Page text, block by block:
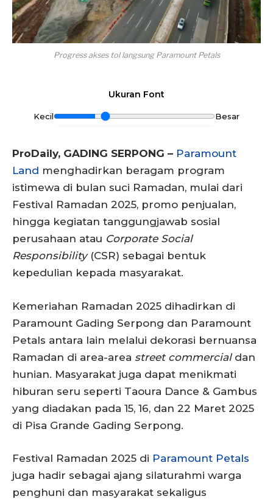
Progress akses tol langsung Paramount Petals
Ukuran Font
Kecil Besar
ProDaily, GADING SERPONG – Paramount
Land menghadirkan beragam program
istimewa di bulan suci Ramadan, mulai dari
Festival Ramadan 2025, promo penjualan,
hingga kegiatan tanggungjawab sosial
perusahaan atau Corporate Social
Responsibility(CSR) sebagai bentuk
kepedulian kepada masyarakat.
Kemeriahan Ramadan 2025 dihadirkan di
Paramount Gading Serpong dan Paramount
Petals antara lain melalui dekorasi bernuansa
Ramadan di area-area street commercial dan
hunian. Masyarakat juga dapat menikmati
hiburan seru seperti Taoura Dance & Gambus
yang diadakan pada 15, 16, dan 22 Maret 2025
di Pisa Grande Gading Serpong.
Festival Ramadan 2025 di Paramount Petals
juga hadir sebagai ajang silaturahmi warga
penghuni dan masyarakat sekaligus